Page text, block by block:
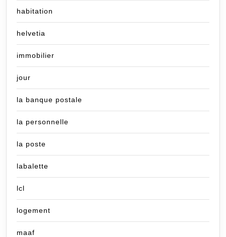
habitation
helvetia
immobilier
jour
la banque postale
la personnelle
la poste
labalette
lcl
logement
maaf